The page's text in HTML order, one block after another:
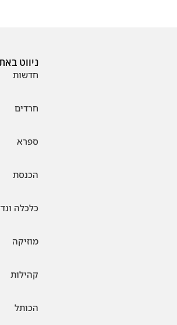
ניווט
חדשות
חרדים
ספרא
הכנסת
כלכלה
מוזיקה
קהילות
הכותל